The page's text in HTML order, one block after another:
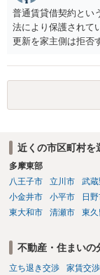
普通賃貸借契約とい
法により保護されて
更新を家主側は拒否
定期確認させてもら
せんので、更新拒絶
の交渉の中で、一定
みるのはいかがでし
のも一つでしょう。
近くの市区町村を
多摩東部
八王子市
立川市 武
小金井市
小平市 日
東大和市
清瀬市 東
不動産・住まいの
立ち退き交渉 家賃交渉